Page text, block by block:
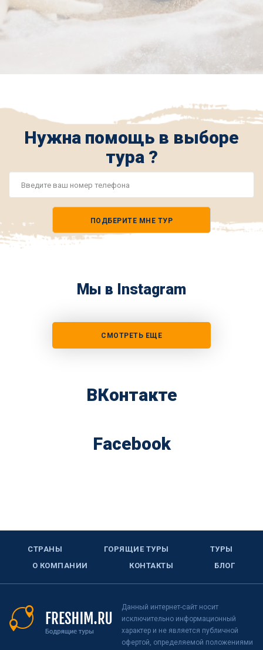
Нужна помощь в выборе
тура ?
ПОДБЕРИТЕ МНЕ ТУР
Мы в Instagram
СМОТРЕТЬ ЕЩЕ
ВКонтакте
Facebook
СТРАНЫ ГОРЯЩИЕ ТУРЫ
ТУРЫ
О КОМПАНИИ
КОНТАКТЫ БЛОГ
Данный интернет-сайт носит
исключительно информационный
характер и не является публичной
офертой, определяемой положениями